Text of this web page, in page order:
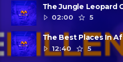
The Jungle Leopard
02:00
5
The Best Places In
12:40
5